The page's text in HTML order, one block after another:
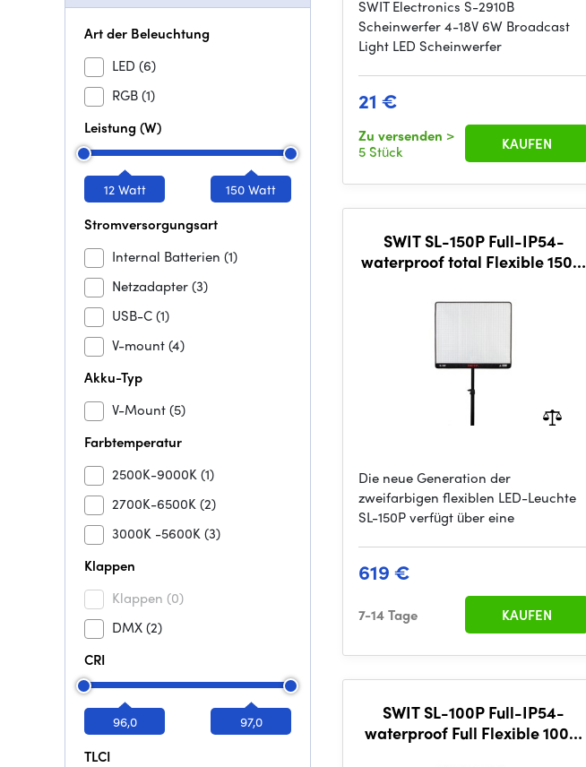
Art der Beleuchtung
LED (6)
RGB(1)
Leistung (W)
12 Watt 150 Watt
Stromversorgungsart
Internal Batterien (1)
Netzadapter(3)
USB-C(1)
V-mount(4)
Akku-Typ
V-Mount(5)
Farbtemperatur
2500K-9000K(1)
2700K-6500K(2)
3000K -5600K(3)
Klappen
Klappen (0)
DMX(2)
CRI
96,0 97,0
TLCI
SWIT Electronics S-2910B
Scheinwerfer 4-18V 6W Broadcast
Light LED Scheinwerfer
21 €
Zu versenden >
5 Stück
KAUFEN
SWIT SL-150P Full-IP54-
waterproof total Flexible 150W
Die neue Generation der
zweifarbigen flexiblen LED-Leuchte
SL-150P verfügt über eine
619 €
7-14 Tage KAUFEN
SWIT SL-100P Full-IP54-
waterproof Full Flexible 100W